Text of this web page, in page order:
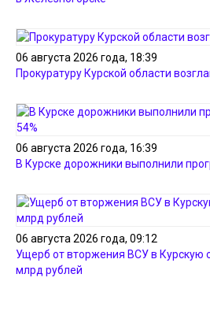
06 августа 2026 года, 18:39
Прокуратуру Курской области
06 августа 2026 года, 16:39
В Курске дорожники выполнили
06 августа 2026 года, 09:12
Ущерб от вторжения ВСУ в Курскую
млрд рублей